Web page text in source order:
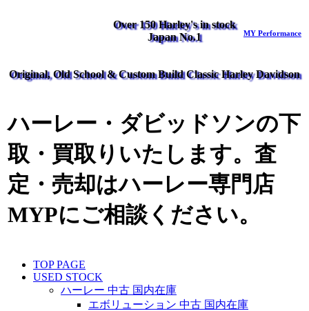
Over 150 Harley's in stock
Japan No.1
MY Performance
Original, Old School & Custom Build Classic Harley Davidson
ハーレー・ダビッドソンの下
取・買取りいたします。査
定・売却はハーレー専門店
MYPにご相談ください。
TOP PAGE
USED STOCK
ハーレー 中古 国内在庫
エボリューション 中古 国内在庫